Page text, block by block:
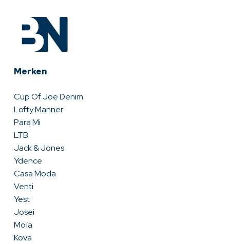
Merken
Cup Of Joe Denim
Lofty Manner
Para Mi
LTB
Jack & Jones
Ydence
Casa Moda
Venti
Yest
Josei
Moïa
Kova